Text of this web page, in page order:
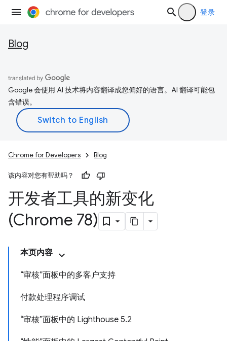
登录
Blog
Google 会使用 AI 技术将内容翻译成您偏好的语言。AI 翻译可能包
含错误。
Chrome for Developers Blog
该内容对您有帮助吗？
开发者工具的新变化
(Chrome 78)
本页内容
“审核”面板中的多客户支持
付款处理程序调试
“审核”面板中的 Lighthouse 5.2